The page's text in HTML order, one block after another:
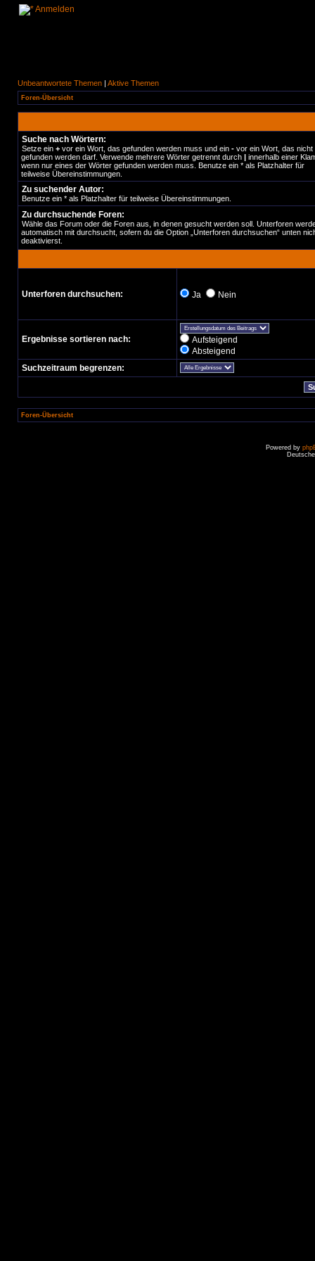
Anmelden
Unbeantwortete Themen | Aktive Themen
Foren-Übersicht
Suche nach Wörtern:
Setze ein + vor ein Wort, das gefunden werden muss und ein - vor ein Wort, das nicht
gefunden werden darf. Verwende mehrere Wörter getrennt durch | innerhalb einer
wenn nur eines der Wörter gefunden werden muss. Benutze ein * als Platzhalter für
teilweise Übereinstimmungen.
Zu suchender Autor:
Benutze ein * als Platzhalter für teilweise Übereinstimmungen.
Zu durchsuchende Foren:
Wähle das Forum oder die Foren aus, in denen gesucht werden soll. Unterforen
automatisch mit durchsucht, sofern du die Option „Unterforen durchsuchen“ unten
deaktivierst.
Unterforen durchsuchen: Ja Nein
Ergebnisse sortieren nach:
Aufsteigend
Absteigend
Suchzeitraum begrenzen:
Foren-Übersicht
Powered by